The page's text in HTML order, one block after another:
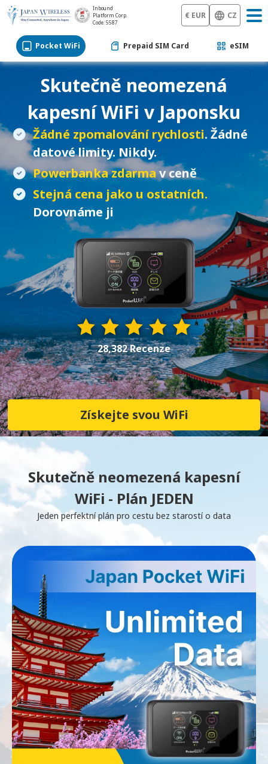
Inbound
Platform Corp.
Code: 5587
€ EUR CZ
Pocket WiFi Prepaid SIM Card eSIM
Skutečně neomezená
kapesní WiFi v Japonsku
Žádné zpomalování rychlosti. Žádné
datové limity. Nikdy.
Powerbanka zdarmav ceně
Stejná cena jako u ostatních.
Dorovnáme ji
28,382 Recenze
Získejte svou WiFi
Skutečně neomezená kapesní
WiFi - Plán JEDEN
Jeden perfektní plán pro cestu bez starostí o data